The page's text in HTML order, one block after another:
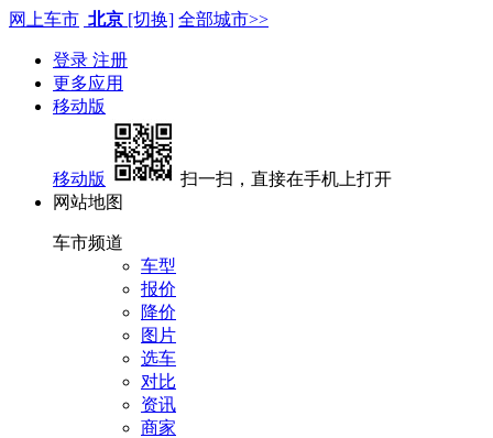
网上车市 北京 [切换] 全部城市>>
登录 注册
更多应用
移动版
移动版
扫一扫，直接在手机上打开
网站地图
车市频道
车型
报价
降价
图片
选车
对比
资讯
商家